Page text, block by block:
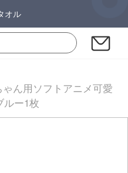
オル
ん用ソフトアニメ可愛
ルー1枚